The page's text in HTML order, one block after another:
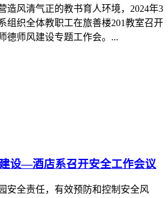
造风清气正的教书育人环境，2024年3
组织全体教职工在旅善楼201教室召开
德师风建设专题工作会。...
设—酒店系召开安全工作会议
安全责任，有效预防和控制安全风